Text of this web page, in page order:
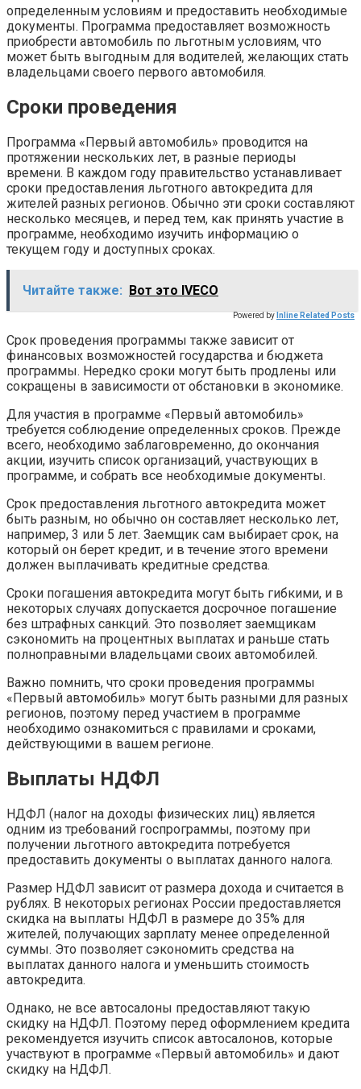
определенным условиям и предоставить необходимые
документы. Программа предоставляет возможность
приобрести автомобиль по льготным условиям, что
может быть выгодным для водителей, желающих стать
владельцами своего первого автомобиля.
Сроки проведения
Программа «Первый автомобиль» проводится на
протяжении нескольких лет, в разные периоды
времени. В каждом году правительство устанавливает
сроки предоставления льготного автокредита для
жителей разных регионов. Обычно эти сроки составляют
несколько месяцев, и перед тем, как принять участие в
программе, необходимо изучить информацию о
текущем году и доступных сроках.
Читайте также: Вот это IVECO
Powered by Inline Related Posts
Срок проведения программы также зависит от
финансовых возможностей государства и бюджета
программы. Нередко сроки могут быть продлены или
сокращены в зависимости от обстановки в экономике.
Для участия в программе «Первый автомобиль»
требуется соблюдение определенных сроков. Прежде
всего, необходимо заблаговременно, до окончания
акции, изучить список организаций, участвующих в
программе, и собрать все необходимые документы.
Срок предоставления льготного автокредита может
быть разным, но обычно он составляет несколько лет,
например, 3 или 5 лет. Заемщик сам выбирает срок, на
который он берет кредит, и в течение этого времени
должен выплачивать кредитные средства.
Сроки погашения автокредита могут быть гибкими, и в
некоторых случаях допускается досрочное погашение
без штрафных санкций. Это позволяет заемщикам
сэкономить на процентных выплатах и раньше стать
полноправными владельцами своих автомобилей.
Важно помнить, что сроки проведения программы
«Первый автомобиль» могут быть разными для разных
регионов, поэтому перед участием в программе
необходимо ознакомиться с правилами и сроками,
действующими в вашем регионе.
Выплаты НДФЛ
НДФЛ (налог на доходы физических лиц) является
одним из требований госпрограммы, поэтому при
получении льготного автокредита потребуется
предоставить документы о выплатах данного налога.
Размер НДФЛ зависит от размера дохода и считается в
рублях. В некоторых регионах России предоставляется
скидка на выплаты НДФЛ в размере до 35% для
жителей, получающих зарплату менее определенной
суммы. Это позволяет сэкономить средства на
выплатах данного налога и уменьшить стоимость
автокредита.
Однако, не все автосалоны предоставляют такую
скидку на НДФЛ. Поэтому перед оформлением кредита
рекомендуется изучить список автосалонов, которые
участвуют в программе «Первый автомобиль» и дают
скидку на НДФЛ.